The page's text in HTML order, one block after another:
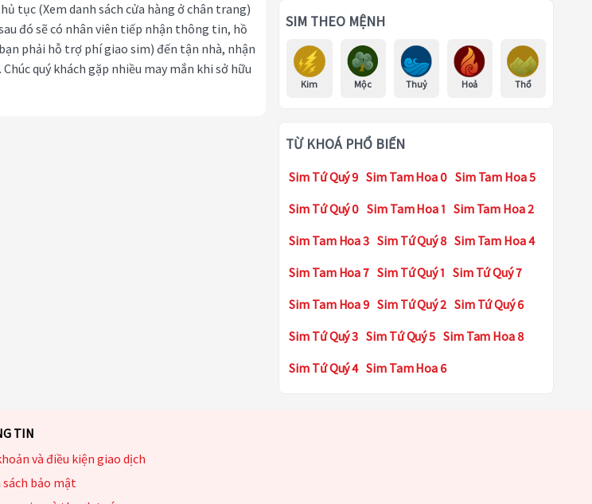
tục (Xem danh sách cửa hàng ở chân trang)
đó sẽ có nhân viên tiếp nhận thông tin, hồ
phải hỗ trợ phí giao sim) đến tận nhà, nhận
quý khách gặp nhiều may mắn khi sở hữu
SIM THEO MỆNH
Kim Mộc Thuỷ Hoả Thổ
TỪ KHOÁ PHỔ BIẾN
Sim Tứ Quý 9 Sim Tam Hoa 0 Sim Tam Hoa 5
Sim Tứ Quý 0 Sim Tam Hoa 1 Sim Tam Hoa 2
Sim Tam Hoa 3 Sim Tứ Quý 8 Sim Tam Hoa 4
Sim Tam Hoa 7 Sim Tứ Quý 1 Sim Tứ Quý 7
Sim Tam Hoa 9 Sim Tứ Quý 2 Sim Tứ Quý 6
Sim Tứ Quý 3 Sim Tứ Quý 5 Sim Tam Hoa 8
Sim Tứ Quý 4 Sim Tam Hoa 6
TIN
và điều kiện giao dịch
sách bảo mật